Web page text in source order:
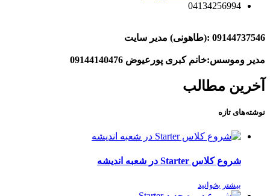
04134256994
09144737546 :(طاهونی) مدیر سایت
مدیر وموسس:خانم کبری پورعیوض 09144140476
آخرین مطالب
نوشته‌های تازه
شروع کلاس Starter در شعبه اندیشه
بیشتر بخوانید